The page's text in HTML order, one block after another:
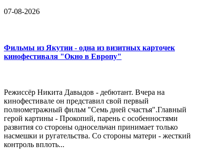
07-08-2026
Фильмы из Якутии - одна из визитных карточек
кинофестиваля "Окно в Европу"
Режиссёр Никита Давыдов - дебютант. Вчера на
кинофестивале он представил свой первый
полнометражный фильм "Семь дней счастья".Главный
герой картины - Прокопий, парень с особенностями
развития со стороны односельчан принимает только
насмешки и ругательства. Со стороны матери - жесткий
контроль вплоть...